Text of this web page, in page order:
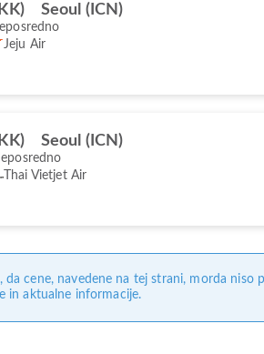
Seoul (ICN)
Jeju Air
Seoul (ICN)
Thai Vietjet Air
da cene, navedene na tej strani, morda niso
in aktualne informacije.